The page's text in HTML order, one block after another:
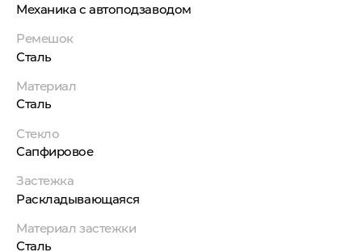
Механика с автоподзаводом
Ремешок
Сталь
Материал
Сталь
Стекло
Сапфировое
Застежка
Раскладывающаяся
Материал застежки
Сталь